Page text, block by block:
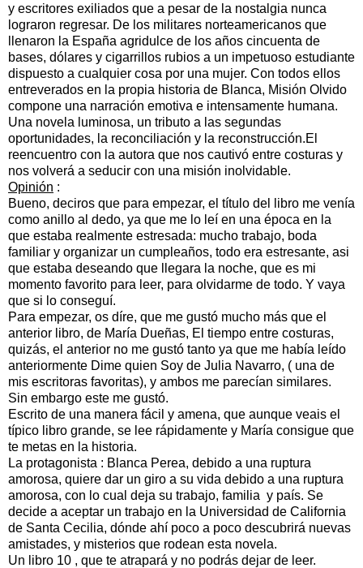
y escritores exiliados que a pesar de la nostalgia nunca
lograron regresar. De los militares norteamericanos que
llenaron la España agridulce de los años cincuenta de
bases, dólares y cigarrillos rubios a un impetuoso estudiante
dispuesto a cualquier cosa por una mujer. Con todos ellos
entreverados en la propia historia de Blanca, Misión Olvido
compone una narración emotiva e intensamente humana.
Una novela luminosa, un tributo a las segundas
oportunidades, la reconciliación y la reconstrucción.El
reencuentro con la autora que nos cautivó entre costuras y
nos volverá a seducir con una misión inolvidable.
Opinión :
Bueno, deciros que para empezar, el título del libro me venía
como anillo al dedo, ya que me lo leí en una época en la
que estaba realmente estresada: mucho trabajo, boda
familiar y organizar un cumpleaños, todo era estresante, asi
que estaba deseando que llegara la noche, que es mi
momento favorito para leer, para olvidarme de todo. Y vaya
que si lo conseguí.
Para empezar, os díre, que me gustó mucho más que el
anterior libro, de María Dueñas, El tiempo entre costuras,
quizás, el anterior no me gustó tanto ya que me había leído
anteriormente Dime quien Soy de Julia Navarro, ( una de
mis escritoras favoritas), y ambos me parecían similares.
Sin embargo este me gustó.
Escrito de una manera fácil y amena, que aunque veais el
típico libro grande, se lee rápidamente y María consigue que
te metas en la historia.
La protagonista : Blanca Perea, debido a una ruptura
amorosa, quiere dar un giro a su vida debido a una ruptura
amorosa, con lo cual deja su trabajo, familia y país. Se
decide a aceptar un trabajo en la Universidad de California
de Santa Cecilia, dónde ahí poco a poco descubrirá nuevas
amistades, y misterios que rodean esta novela.
Un libro 10 , que te atrapará y no podrás dejar de leer.